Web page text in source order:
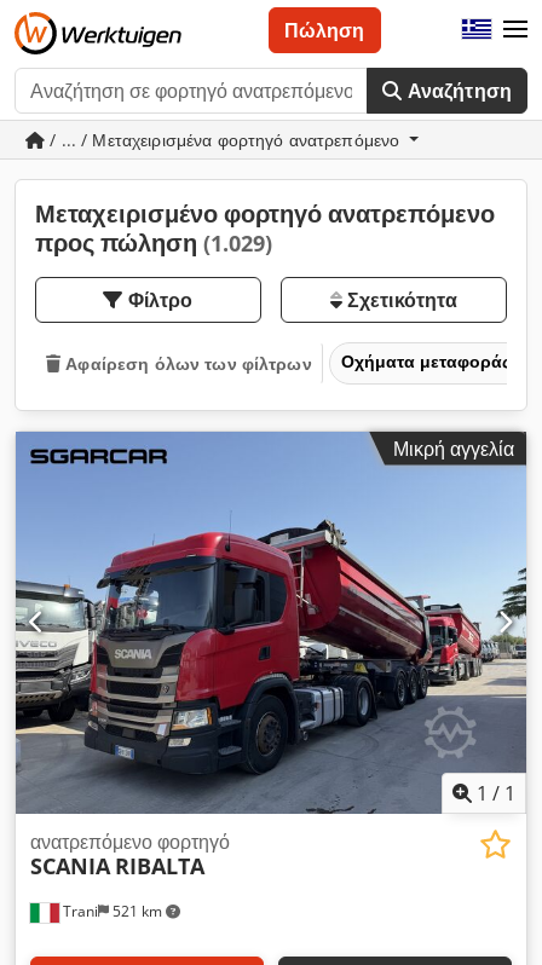
Αναζήτηση
Πώληση
/ ... / Μεταχειρισμένα φορτηγό ανατρεπόμενο
Μεταχειρισμένο φορτηγό ανατρεπόμενο
προς πώληση (1.029)
Φίλτρο Σχετικότητα
Αφαίρεση όλων των φίλτρων Οχήματα μεταφοράς
Μικρή αγγελία
1 / 1
Trani 521 km
ανατρεπόμενο φορτηγό
SCANIA RIBALTA